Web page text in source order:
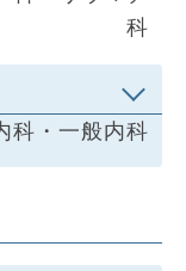
科
科・一般内科